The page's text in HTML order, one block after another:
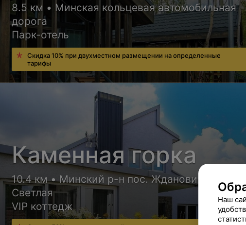
8.5 км • Минская кольцевая автомобильная
дорога
Парк-отель
Скидка 10% при двухместном размещении на определенные
тарифы
Каменная горка
10.4 км • Минский р-н пос. Ждановичи ул.
Светлая
VIP коттедж
Наш